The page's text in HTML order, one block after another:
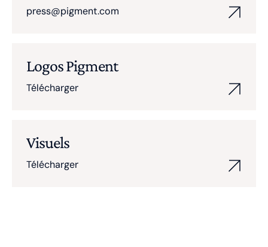
press@pigment.com
Logos Pigment
Télécharger
Visuels
Télécharger